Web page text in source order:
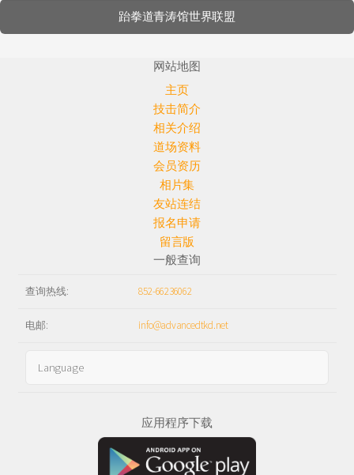
跆拳道青涛馆世界联盟
网站地图
主页
技击简介
相关介绍
道场资料
会员资历
相片集
友站连结
报名申请
留言版
一般查询
查询热线: 852-66236062
电邮: info@advancedtkd.net
应用程序下载